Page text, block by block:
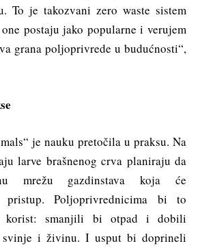
To je takozvani zero waste sistem
postaju jako popularne i verujem
grana poljoprivrede u budućnosti“,
je nauku pretočila u praksu. Na
larve brašnenog crva planiraju da
mrežu gazdinstava koja će
Poljoprivrednicima bi to
korist: smanjili bi otpad i dobili
svinje i živinu. I usput bi doprineli